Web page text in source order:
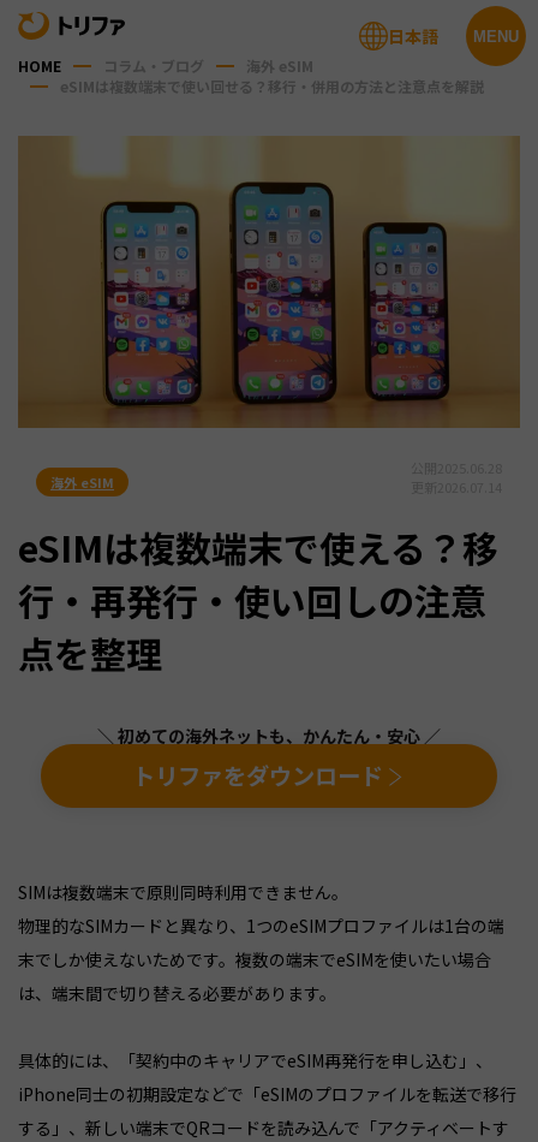
MENU
日本語
HOME コラム・ブログ
海外 eSIM
eSIMは複数端末で使い回せる？移行・併用の方法と注意点を解説
海外 eSIM
eSIMは複数端末で使える？移
行・再発行・使い回しの注意
点を整理
＼ 初めての海外ネットも、かんたん・安心 ／
トリファをダウンロード
SIMは複数端末で原則同時利用できません。
物理的なSIMカードと異なり、1つのeSIMプロファイルは1台の端
末でしか使えないためです。複数の端末でeSIMを使いたい場合
は、端末間で切り替える必要があります。
具体的には、「契約中のキャリアでeSIM再発行を申し込む」、
iPhone同士の初期設定などで「eSIMのプロファイルを転送で移行
する」、新しい端末でQRコードを読み込んで「アクティベートす